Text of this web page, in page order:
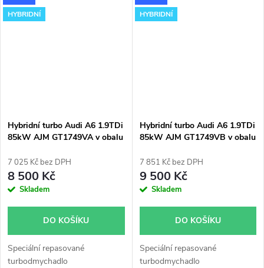
HYBRIDNÍ
Hybridní turbo Audi A6 1.9TDi
85kW AJM GT1749VA v obalu
7 025 Kč bez DPH
8 500 Kč
Skladem
DO KOŠÍKU
Speciální repasované
turbodmychadlo
HYBRIDNÍ
Hybridní turbo Audi A6 1.9TDi
85kW AJM GT1749VB v obalu
7 851 Kč bez DPH
9 500 Kč
Skladem
DO KOŠÍKU
Speciální repasované
turbodmychadlo